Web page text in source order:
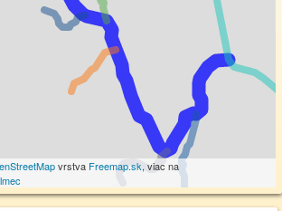
vrstva Freemap.sk, viac na